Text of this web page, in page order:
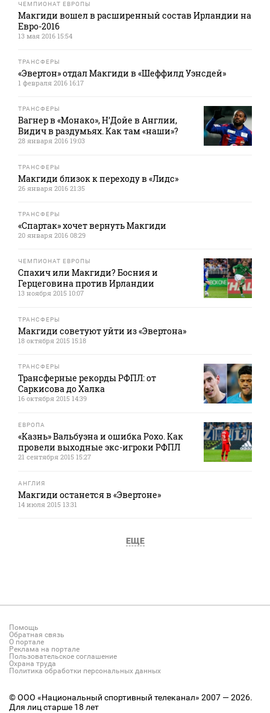
ЧЕМПИОНАТ ЕВРОПЫ
Макгиди вошел в расширенный состав Ирландии на
Евро-2016
13 мая 2016 15:54
ТРАНСФЕРЫ
«Эвертон» отдал Макгиди в «Шеффилд Уэнсдей»
1 февраля 2016 16:17
ТРАНСФЕРЫ
Вагнер в «Монако», Н’Дойе в Англии,
Видич в раздумьях. Как там «наши»?
28 января 2016 19:03
ТРАНСФЕРЫ
Макгиди близок к переходу в «Лидс»
26 января 2016 21:35
ТРАНСФЕРЫ
«Спартак» хочет вернуть Макгиди
20 января 2016 08:29
ЧЕМПИОНАТ ЕВРОПЫ
Спахич или Макгиди? Босния и
Герцеговина против Ирландии
13 ноября 2015 10:07
ТРАНСФЕРЫ
Макгиди советуют уйти из «Эвертона»
18 октября 2015 15:18
ТРАНСФЕРЫ
Трансферные рекорды РФПЛ: от
Саркисова до Халка
16 октября 2015 14:39
ЕВРОПА
«Казнь» Вальбуэна и ошибка Рохо. Как
провели выходные экс-игроки РФПЛ
21 сентября 2015 15:27
АНГЛИЯ
Макгиди останется в «Эвертоне»
14 июля 2015 13:31
ЕЩЕ
Помощь
Обратная связь
О портале
Реклама на портале
Пользовательское соглашение
Охрана труда
Политика обработки персональных данных
© ООО «Национальный спортивный телеканал» 2007 — 2026.
Для лиц старше 18 лет